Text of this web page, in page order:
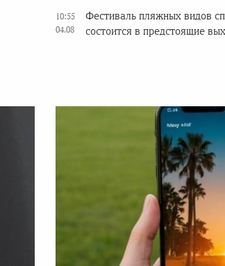
10:55
04.08
Фестиваль пляжных видов
состоится в предстоящие